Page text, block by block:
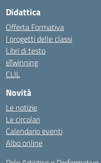
Didattica
Offerta Formativa
I progetti delle classi
Libri di testo
eTwinning
CLIL
Novità
Le notizie
Le circolari
Calendario eventi
Albo online